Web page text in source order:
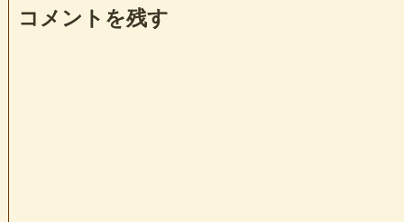
コメントを残す